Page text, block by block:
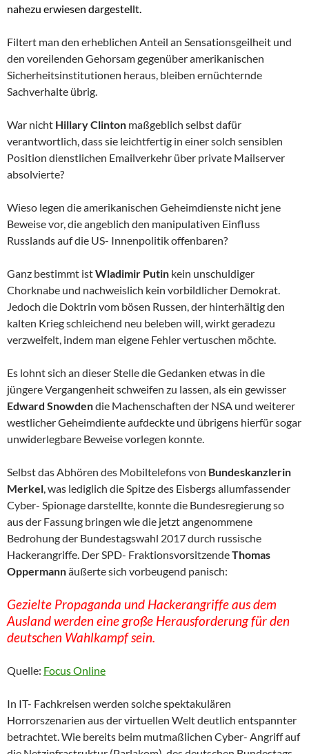
nahezu erwiesen dargestellt.
Filtert man den erheblichen Anteil an Sensationsgeilheit und
den voreilenden Gehorsam gegenüber amerikanischen
Sicherheitsinstitutionen heraus, bleiben ernüchternde
Sachverhalte übrig.
War nicht Hillary Clinton maßgeblich selbst dafür
verantwortlich, dass sie leichtfertig in einer solch sensiblen
Position dienstlichen Emailverkehr über private Mailserver
absolvierte?
Wieso legen die amerikanischen Geheimdienste nicht jene
Beweise vor, die angeblich den manipulativen Einfluss
Russlands auf die US- Innenpolitik offenbaren?
Ganz bestimmt istWladimir Putin kein unschuldiger
Chorknabe und nachweislich kein vorbildlicher Demokrat.
Jedoch die Doktrin vom bösen Russen, der hinterhältig den
kalten Krieg schleichend neu beleben will, wirkt geradezu
verzweifelt, indem man eigene Fehler vertuschen möchte.
Es lohnt sich an dieser Stelle die Gedanken etwas in die
jüngere Vergangenheit schweifen zu lassen, als ein gewisser
Edward Snowdendie Machenschaften der NSA und weiterer
westlicher Geheimdiente aufdeckte und übrigens hierfür sogar
unwiderlegbare Beweise vorlegen konnte.
Selbst das Abhören des Mobiltelefons von Bundeskanzlerin
Merkel, was lediglich die Spitze des Eisbergs allumfassender
Cyber- Spionage darstellte, konnte die Bundesregierung so
aus der Fassung bringen wie die jetzt angenommene
Bedrohung der Bundestagswahl 2017 durch russische
Hackerangriffe. Der SPD- FraktionsvorsitzendeThomas
Oppermannäußerte sich vorbeugend panisch:
Gezielte Propaganda und Hackerangriffe aus dem
Ausland werden eine große Herausforderung für den
deutschen Wahlkampf sein.
Quelle: Focus Online
In IT- Fachkreisen werden solche spektakulären
Horrorszenarien aus der virtuellen Welt deutlich entspannter
betrachtet. Wie bereits beim mutmaßlichen Cyber- Angriff auf